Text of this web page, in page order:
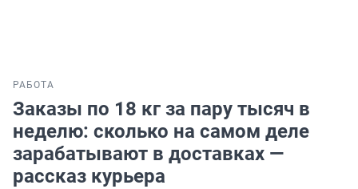
РАБОТА
Заказы по 18 кг за пару тысяч в
неделю: сколько на самом деле
зарабатывают в доставках —
рассказ курьера